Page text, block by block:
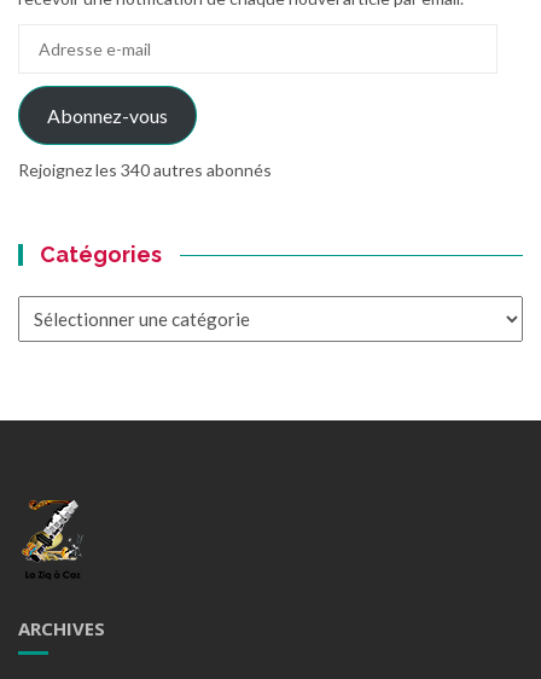
mail
Abonnez-vous
Rejoignez les 340 autres abonnés
Catégories
ARCHIVES